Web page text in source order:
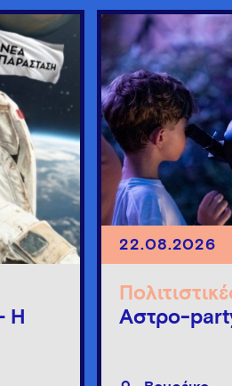
Η
22.08.2026
Άστρο-